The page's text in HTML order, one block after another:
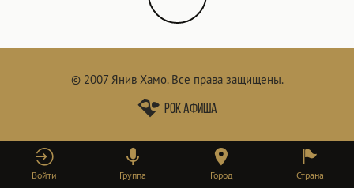
Войти Группа Город Страна
© 2007 Янив Хамо. Все права защищены.
Рок афиша